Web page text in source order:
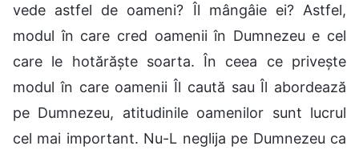
vede astfel de oameni? Îl mângâie ei? Astfel,
modul în care cred oamenii în Dumnezeu e cel
care le hotărăște soarta. În ceea ce privește
modul în care oamenii Îl caută sau Îl abordează
pe Dumnezeu, atitudinile oamenilor sunt lucrul
cel mai important. Nu-L neglija pe Dumnezeu ca